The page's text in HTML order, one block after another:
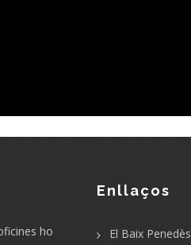
ho
Enllaços
El Baix Penedès